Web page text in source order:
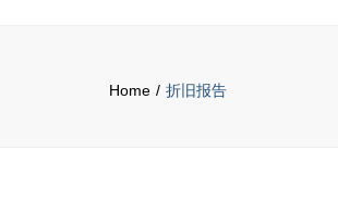
Home 折旧报告